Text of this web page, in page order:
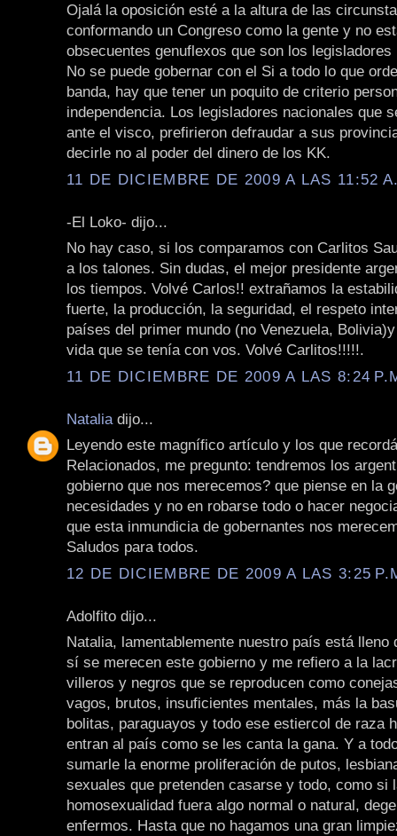
Ojalá la oposición esté a la altura de las
conformando un Congreso como la gente y no
obsecuentes genuflexos que son los
No se puede gobernar con el Si a todo lo que
banda, hay que tener un poquito de criterio
independencia. Los legisladores nacionales que
ante el visco, prefirieron defraudar a sus
decirle no al poder del dinero de los KK.
11 DE DICIEMBRE DE 2009 A LAS 11:52
-El Loko- dijo...
No hay caso, si los comparamos con Carlitos
a los talones. Sin dudas, el mejor presidente
los tiempos. Volvé Carlos!! extrañamos la
fuerte, la producción, la seguridad, el respeto
países del primer mundo (no Venezuela,
vida que se tenía con vos. Volvé Carlitos!!!!!.
11 DE DICIEMBRE DE 2009 A LAS 8:24
Natalia dijo...
Leyendo este magnífico artículo y los que
Relacionados, me pregunto: tendremos los
gobierno que nos merecemos? que piense en la
necesidades y no en robarse todo o hacer
que esta inmundicia de gobernantes nos
Saludos para todos.
12 DE DICIEMBRE DE 2009 A LAS 3:25
Adolfito dijo...
Natalia, lamentablemente nuestro país está lleno
sí se merecen este gobierno y me refiero a la
villeros y negros que se reproducen como
vagos, brutos, insuficientes mentales, más la
bolitas, paraguayos y todo ese estiercol de raza
entran al país como se les canta la gana. Y a
sumarle la enorme proliferación de putos,
sexuales que pretenden casarse y todo, como si
homosexualidad fuera algo normal o natural,
enfermos. Hasta que no hagamos una gran